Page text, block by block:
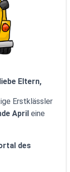
Eltern,
Erstklässler
April eine
des